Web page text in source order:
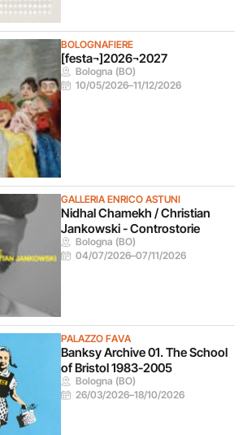
BOLOGNAFIERE
[festa¬]2026¬2027
Bologna (BO)
10/05/2026–11/12/2026
GALLERIA ENRICO ASTUNI
Nidhal Chamekh / Christian
Jankowski - Controstorie
Bologna (BO)
04/07/2026–07/11/2026
PALAZZO FAVA
Banksy Archive 01. The School
of Bristol 1983-2005
Bologna (BO)
26/03/2026–18/10/2026